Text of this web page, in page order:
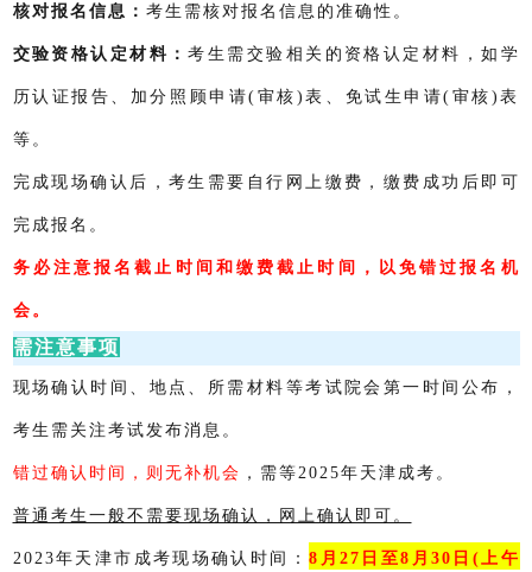
核对报名信息： 考生需核对报名信息的准确性。
交验资格认定材料：考生需交验相关的资格认定材料，如学
历认证报告、加分照顾申请(审核)表、免试生申请(审核)表
等。
完成现场确认后，考生需要自行网上缴费，缴费成功后即可
完成报名。
务必注意报名截止时间和缴费截止时间，以免错过报名机
会。
需注意事项
现场确认时间、地点、所需材料等考试院会第一时间公布，
考生需关注考试发布消息。
错过确认时间，则无补机会 ，需等2025年天津成考。
普通考生一般不需要现场确认，网上确认即可。
2023年天津市成考现场确认时间：8月27日至8月30日(上午